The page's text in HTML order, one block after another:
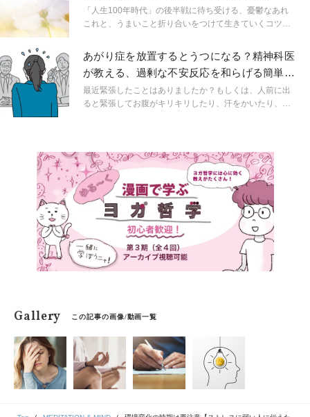
「人生100年時代」の後半戦に待ち受ける、憂鬱なあれ
これと、うまいこと折り合いをつけて生きていくコツと
神科医の奥田弘美先生のコンビが対談形式で語り尽くす
『不安と折り合いをつけて うまいこと老いる生き方』
（すばる舎）から抜粋してお届けします。
あがり症を放置するとうつになる？精神科医
が教える、過剰な不安反応を和らげる簡単呼
吸トレーニング
最近緊張したことはありましたか？もしくは、人前に出
ると緊張してお腹がキリキリしたり、汗をかいたり、心
何日も前から緊張状態が続く、そんな経験がある方はも
しかしてあがり症かもしれません。今回は精神科の医師
から、あがり症についてのリスクや心を整える手軽なト
レーニング法を教えていただきます。
Gallery この記事の画像/動画一覧